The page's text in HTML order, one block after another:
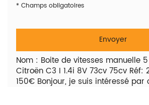
* Champs obligatoires
Nom : Boite de vitesses manuelle
Citroën C3 I 1.4i 8V 73cv 75cv Réf:
150€ Bonjour, je suis intéressé par